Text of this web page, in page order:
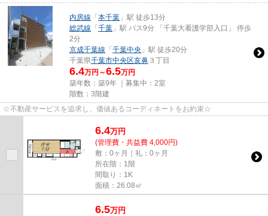
内房線 「本千葉 」駅 徒歩13分
総武線 「千葉 」駅 バス9分 「千葉大看護学部入口」 停歩
2分
京成千葉線 「千葉中央 」駅 徒歩20分
千葉県千葉市中央区亥鼻 ３丁目
6.4万円～6.5万円
築年数：築9年 ｜募集中： 2室
階数：3階建
☆不動産サービスを追求し、価値あるコーディネートをお約束☆
6.4万円
(管理費・共益費 4,000円)
敷：0ヶ月｜礼：0ヶ月
所在階：1階
間取り：1K
面積：26.08㎡
6.5万円